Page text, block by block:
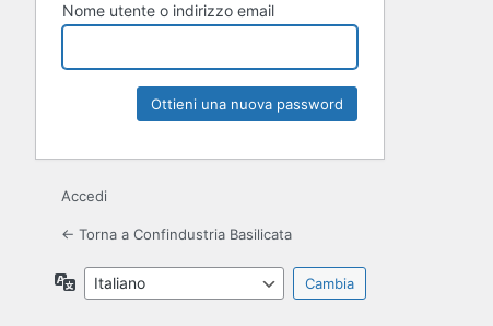
Nome utente o indirizzo email
Accedi
← Torna a Confindustria Basilicata
Lingua